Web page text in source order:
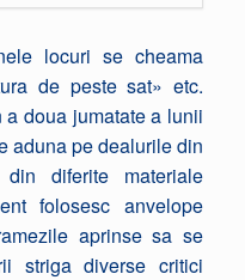
locuri se cheama
de peste sat» etc.
doua jumatate a lunii
aduna pe dealurile din
diferite materiale
folosesc anvelope
aprinse sa se
striga diverse critici